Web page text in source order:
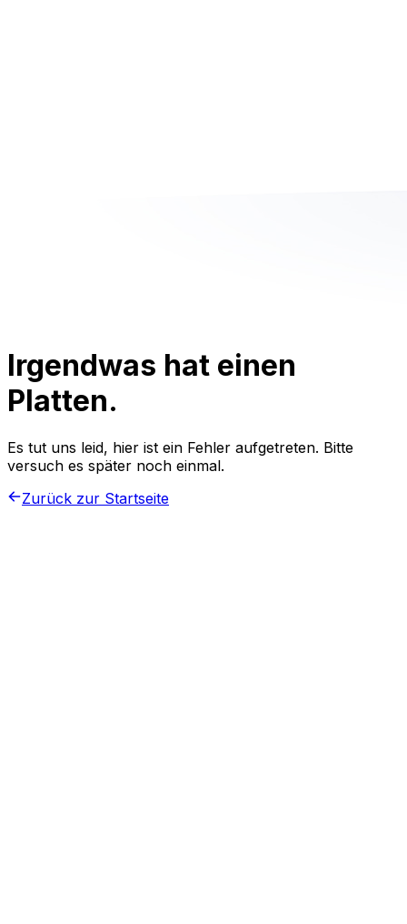
Irgendwas hat einen
Platten.
Es tut uns leid, hier ist ein Fehler aufgetreten. Bitte
versuch es später noch einmal.
Zurück zur Startseite